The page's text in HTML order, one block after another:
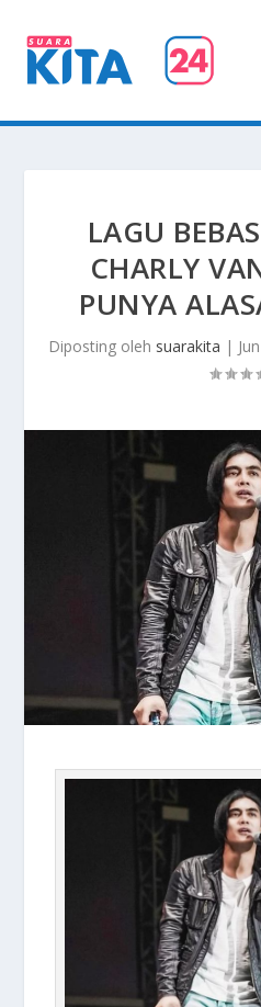
LAGU
CHARLY
PUNYA
Diposting oleh suarakita |